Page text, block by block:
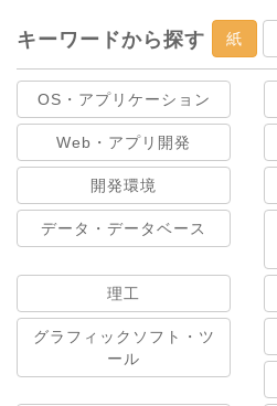
キーワードから探す 紙
OS・アプリケーション
Web・アプリ開発
開発環境
データ・データベース
理工
グラフィックソフト・ツ
ール